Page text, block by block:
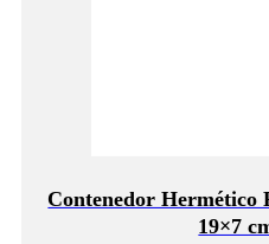
Contenedor Hermético
19×7